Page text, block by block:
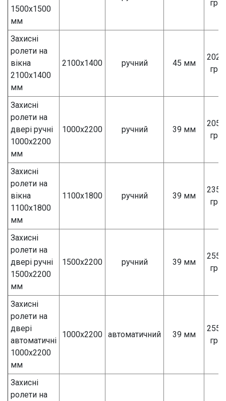
1500х1500
мм
грн
Захисні
ролети на
вікна
2100х1400
мм
2100х1400 ручний 45 мм
2025
грн
Захисні
ролети на
двері ручні
1000х2200
мм
1000х2200 ручний 39 мм
2050
грн
Захисні
ролети на
вікна
1100х1800
мм
1100х1800 ручний 39 мм
2355
грн
Захисні
ролети на
двері ручні
1500х2200
мм
1500х2200 ручний 39 мм
2550
грн
Захисні
ролети на
двері
автоматичні
1000х2200
мм
1000х2200 автоматичний 39 мм
2550
грн
Захисні
ролети на